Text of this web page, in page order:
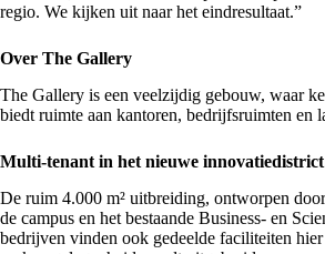
regio. We kijken uit naar het eindresultaat.”
Over The Gallery
The Gallery is een veelzijdig gebouw, waar
biedt ruimte aan kantoren, bedrijfsruimten en
Multi-tenant in het nieuwe innovatiedistrict
De ruim 4.000 m² uitbreiding, ontworpen
de campus en het bestaande Business- en
bedrijven vinden ook gedeelde faciliteiten